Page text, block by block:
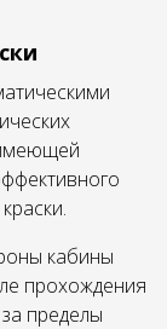
кабины
прохождения
пределы